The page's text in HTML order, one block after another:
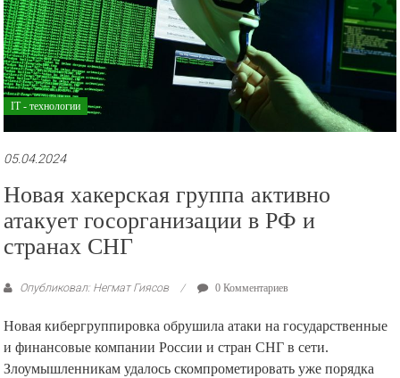
IT - технологии
05.04.2024
Новая хакерская группа активно
атакует госорганизации в РФ и
странах СНГ
Опубликовал: Негмат Гиясов 0 Комментариев
Новая кибергруппировка обрушила атаки на государственные
и финансовые компании России и стран СНГ в сети.
Злоумышленникам удалось скомпрометировать уже порядка